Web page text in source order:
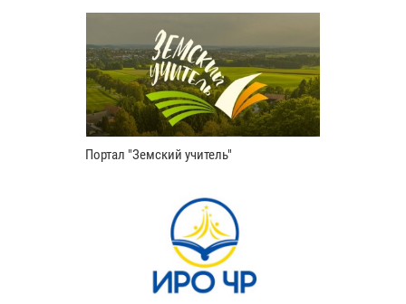
Портал "Земский учитель"